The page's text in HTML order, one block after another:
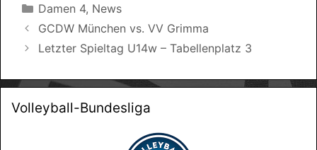
Kategorien
Damen 4, News
GCDW München vs. VV Grimma
Letzter Spieltag U14w – Tabellenplatz 3
Volleyball-Bundesliga